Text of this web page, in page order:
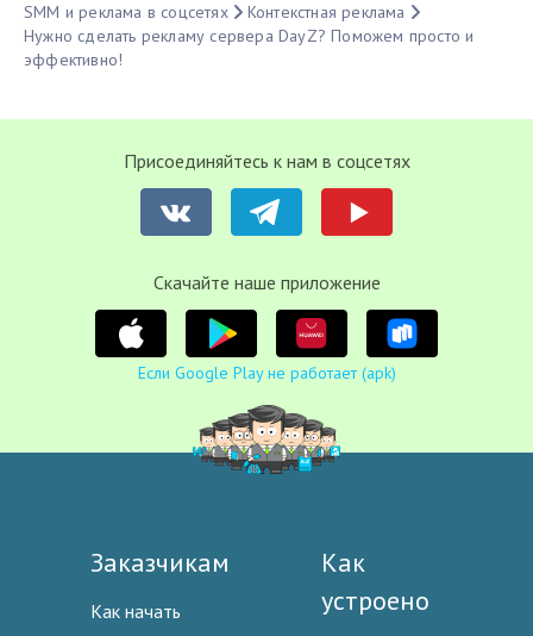
SMM и реклама в соцсетях
Контекстная реклама
Нужно сделать рекламу сервера DayZ? Поможем просто и
эффективно!
Присоединяйтесь к нам в соцсетях
Cкачайте наше приложение
Если Google Play не работает (apk)
Заказчикам
Как начать
Как
устроено